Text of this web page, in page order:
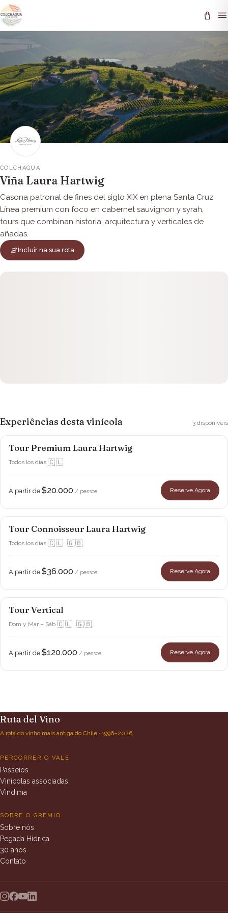
COLCHAGUA
Viña Laura Hartwig
Casona patronal de fines del siglo XIX en plena Santa Cruz.
Línea premium con foco en cabernet sauvignon y syrah,
tours que combinan historia, arquitectura y verticales de
añadas.
Incluir na sua rota
Experiências desta vinícola 3 disponíveis
Viña Laura Hartwig
Tour Premium Laura Hartwig
Todos los días·🇨🇱
A partir de $20.000 / pessoa Reserve Agora
Viña Laura Hartwig
Tour Connoisseur Laura Hartwig
Todos los días·🇨🇱 🇬🇧
A partir de $36.000 / pessoa Reserve Agora
Viña Laura Hartwig
Tour Vertical
Dom y Mar – Sáb·🇨🇱 🇬🇧
A partir de $120.000 / pessoa Reserve Agora
Ruta del Vino
A rota do vinho mais antiga do Chile · 1996–2026
PERCORRER O VALE
Passeios
Vinícolas associadas
Vindima
SOBRE O GREMIO
Sobre nós
Pegada Hídrica
30 anos
Contato